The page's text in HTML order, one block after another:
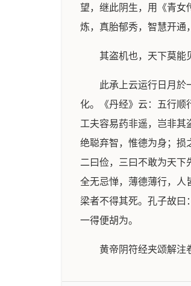
望，继此阴生，用《青女
炼，真胎郁秀，智慧开通
其盗机也，天下莫能
此承上云运行日月於
化。《丹经》云：五行顺
工夫容易药非遥，岂非其
绝聪弃智，惟德为身；损
二曰俭，三曰不敢为天下
全无忌惮，薄德薄行，人
梁者不得其死。孔子故曰
一得便胡为。
黄帝阴符经夹颂解注